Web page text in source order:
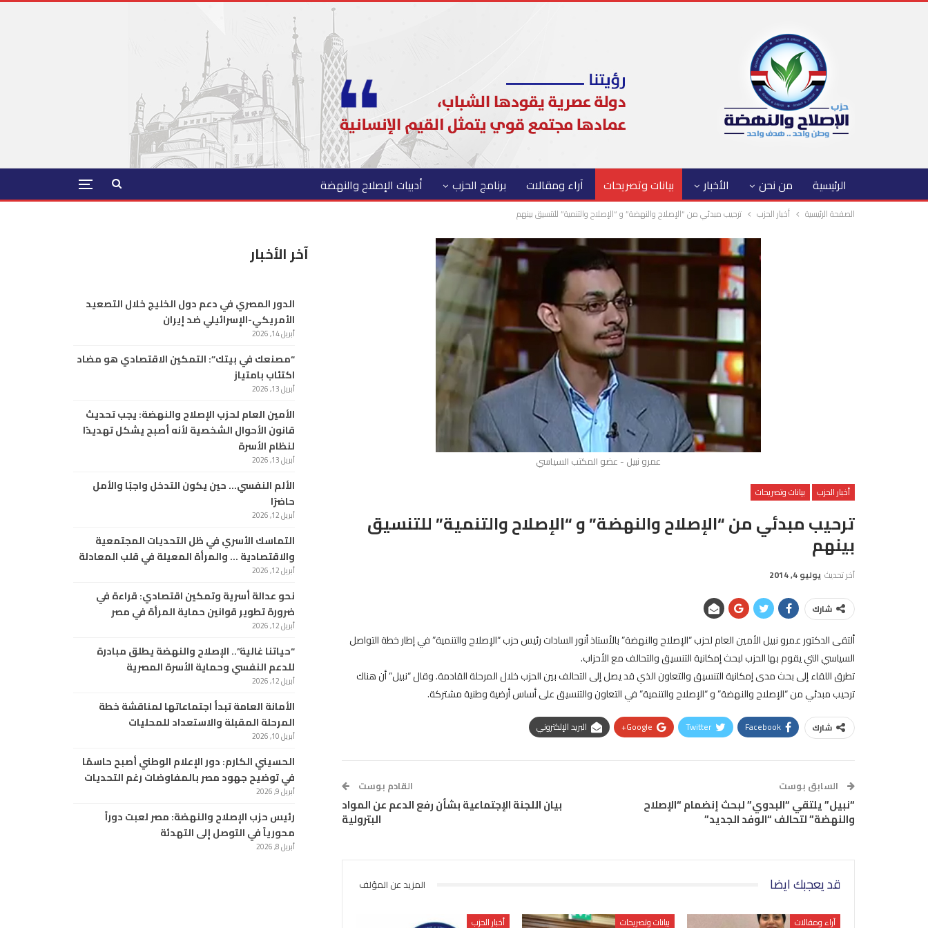
الرئيسية من نحن الأخبار بيانات وتصريحات آراء ومقالات برنامج الحزب أدبيات الإصلاح والنهضة
الصفحة الرئيسية أخبار الحزب ترحيب مبدئي من “الإصلاح والنهضة” و “الإصلاح والتنمية” للتنسيق بينهم
عمرو نبيل - عضو المكتب السياسي
أخبار الحزب بيانات وتصريحات
ترحيب مبدئي من “الإصلاح والنهضة” و “الإصلاح والتنمية” للتنسيق
بينهم
آخر تحديث يوليو 4, 2014
شارك
ألتقى الدكتور عمرو نبيل الأمين العام لحزب “الإصلاح والنهضة” بالأستاذ أنور السادات رئيس حزب “الإصلاح والتنمية” في إطار خطة التواصل
السياسي التي يقوم بها الحزب لبحث إمكانية التنسيق والتحالف مع الأحزاب.
تطرق اللقاء إلى بحث مدى إمكانية التنسيق والتعاون الذي قد يصل إلى التحالف بين الحزب خلال المرحلة القادمة. وقال “نبيل” أن هناك
ترحيب مبدئي من “الإصلاح والنهضة” و “الإصلاح والتنمية” في التعاون والتنسيق على أساس أرضية وطنية مشتركة.
شارك Facebook
Twitter
Google+ البريد الإلكتروني
السابق بوست
“نبيل” يلتقي “البدوي” لبحث إنضمام “الإصلاح
والنهضة” لتحالف “الوفد الجديد”
القادم بوست
بيان اللجنة الإجتماعية بشأن رفع الدعم عن المواد
البترولية
قد يعجبك ايضا المزيد عن المؤلف
آراء ومقالات بيانات وتصريحات أخبار الحزب
آخر الأخبار
الدور المصري في دعم دول الخليج خلال التصعيد
الأمريكي-الإسرائيلي ضد إيران
أبريل 14, 2026
“مصنعك في بيتك”: التمكين الاقتصادي هو مضاد
اكتئاب بامتياز
أبريل 13, 2026
الأمين العام لحزب الإصلاح والنهضة: يجب تحديث
قانون الأحوال الشخصية لأنه أصبح يشكل تهديدًا
لنظام الأسرة
أبريل 13, 2026
الألم النفسي… حين يكون التدخل واجبًا والأمل
حاضرًا
أبريل 12, 2026
التماسك الأسري في ظل التحديات المجتمعية
والاقتصادية … والمرأة المعيلة في قلب المعادلة
أبريل 12, 2026
نحو عدالة أسرية وتمكين اقتصادي: قراءة في
ضرورة تطوير قوانين حماية المرأة في مصر
أبريل 12, 2026
“حياتنا غالية”.. الإصلاح والنهضة يطلق مبادرة
للدعم النفسي وحماية الأسرة المصرية
أبريل 12, 2026
الأمانة العامة تبدأ اجتماعاتها لمناقشة خطة
المرحلة المقبلة والاستعداد للمحليات
أبريل 10, 2026
الحسيني الكارم: دور الإعلام الوطني أصبح حاسمًا
في توضيح جهود مصر بالمفاوضات رغم التحديات
أبريل 9, 2026
رئيس حزب الإصلاح والنهضة: مصر لعبت دوراً
محورياً في التوصل إلى التهدئة
أبريل 8, 2026